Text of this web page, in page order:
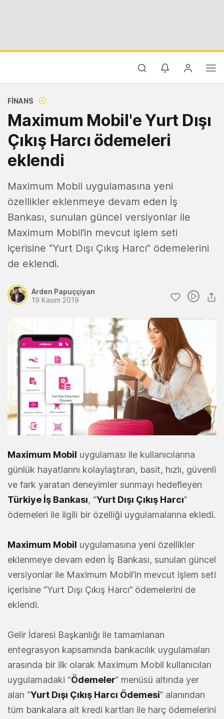
FINANS
Maximum Mobil'e Yurt Dışı
Çıkış Harcı ödemeleri
eklendi
Maximum Mobil uygulamasına yeni
özellikler eklenmeye devam eden İş
Bankası, sunulan güncel versiyonlar ile
Maximum Mobil’in mevcut işlem seti
içerisine “Yurt Dışı Çıkış Harcı” ödemelerini
de eklendi.
Arden Papuççiyan
19 Kasım 2019
Maximum Mobil uygulaması ile kullanıcılarına
günlük hayatlarını kolaylaştıran, basit, hızlı, güvenli
ve fark yaratan deneyimler sunmayı hedefleyen
Türkiye İş Bankası, “Yurt Dışı Çıkış Harcı”
ödemeleri ile ilgili bir özelliği uygulamalarına ekledi.
Maximum Mobil uygulamasına yeni özellikler
eklenmeye devam eden İş Bankası, sunulan güncel
versiyonlar ile Maximum Mobil’in mevcut işlem seti
içerisine “Yurt Dışı Çıkış Harcı” ödemelerini de
eklendi.
Gelir İdaresi Başkanlığı ile tamamlanan
entegrasyon kapsamında bankacılık uygulamaları
arasında bir ilk olarak Maximum Mobil kullanıcıları
uygulamadaki “Ödemeler” menüsü altında yer
alan “Yurt Dışı Çıkış Harcı Ödemesi” alanından
tüm bankalara ait kredi kartları ile harç ödemelerini